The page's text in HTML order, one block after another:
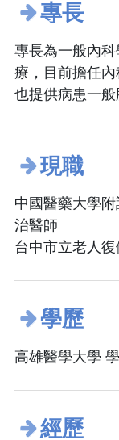
專長
專長為一般內
療，目前擔任內
也提供病患一般
現職
中國醫藥大學
治醫師
台中市立老人
學歷
高雄醫學大學
經歷